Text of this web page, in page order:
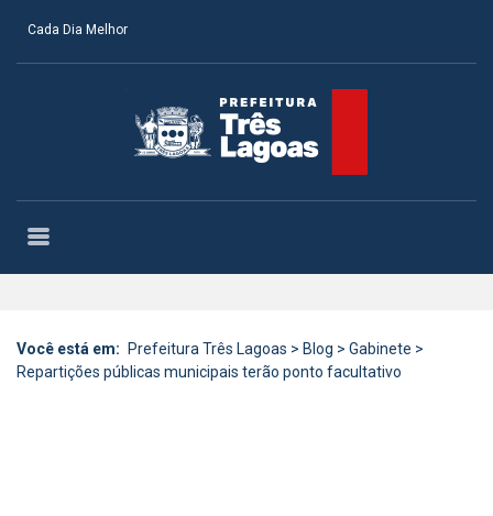
Cada Dia Melhor
Você está em: Prefeitura Três Lagoas > Blog > Gabinete >
Repartições públicas municipais terão ponto facultativo